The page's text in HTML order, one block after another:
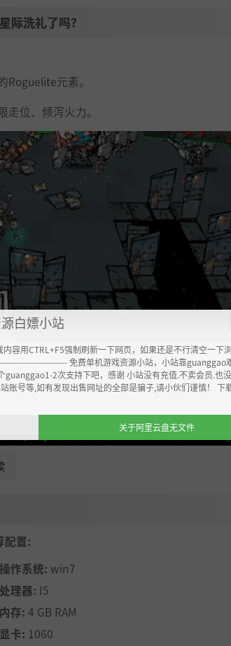
际洗礼了吗？
元素。
位、倾泻火力。
转化为战力飞跃的契机，享受纯粹的动作
配置:
操作系统: win7
处理器: I5
内存: 4 GB RAM
显卡: 1060
白嫖小站
容用CTRL+F5强制刷新一下网页，如果还是不行清空一下
免费单机游戏资源小站，小站靠guanggao
guanggao1-2次支持下吧，感谢 小站没有充值.不卖会员.也
账号等,如有发现出售网址的全部是骗子,请小伙们谨慎！ 下
关于阿里云盘无文件